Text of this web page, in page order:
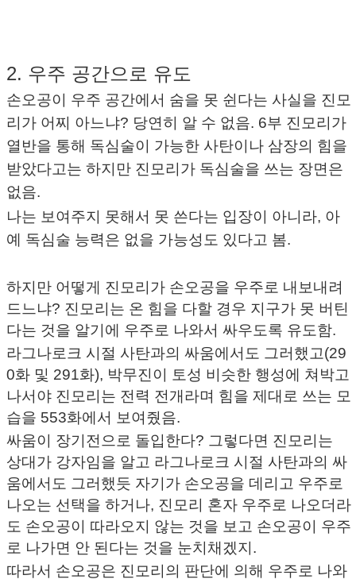
2. 우주 공간으로 유도
손오공이 우주 공간에서 숨을 못 쉰다는 사실을 진모
리가 어찌 아느냐? 당연히 알 수 없음. 6부 진모리가
열반을 통해 독심술이 가능한 사탄이나 삼장의 힘을
받았다고는 하지만 진모리가 독심술을 쓰는 장면은
없음.
나는 보여주지 못해서 못 쓴다는 입장이 아니라, 아
예 독심술 능력은 없을 가능성도 있다고 봄.
하지만 어떻게 진모리가 손오공을 우주로 내보내려
드느냐? 진모리는 온 힘을 다할 경우 지구가 못 버틴
다는 것을 알기에 우주로 나와서 싸우도록 유도함.
라그나로크 시절 사탄과의 싸움에서도 그러했고(29
0화 및 291화), 박무진이 토성 비슷한 행성에 쳐박고
나서야 진모리는 전력 전개라며 힘을 제대로 쓰는 모
습을 553화에서 보여줬음.
싸움이 장기전으로 돌입한다? 그렇다면 진모리는
상대가 강자임을 알고 라그나로크 시절 사탄과의 싸
움에서도 그러했듯 자기가 손오공을 데리고 우주로
나오는 선택을 하거나, 진모리 혼자 우주로 나오더라
도 손오공이 따라오지 않는 것을 보고 손오공이 우주
로 나가면 안 된다는 것을 눈치채겠지.
따라서 손오공은 진모리의 판단에 의해 우주로 나와